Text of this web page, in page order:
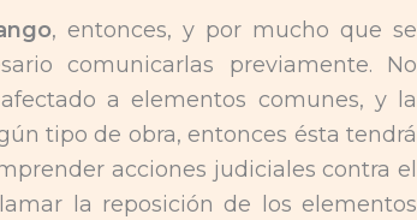
, entonces, y por mucho que se
comunicarlas previamente. No
a elementos comunes, y la
tipo de obra, entonces ésta tendrá
acciones judiciales contra el
la reposición de los elementos